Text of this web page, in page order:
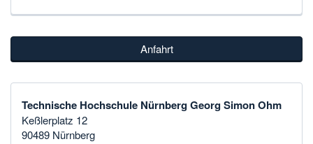
Anfahrt
Technische Hochschule Nürnberg Georg Simon Ohm
Keßlerplatz 12
90489 Nürnberg